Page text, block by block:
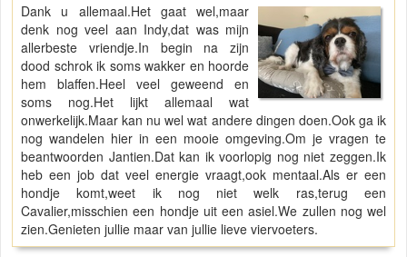
Dank u allemaal.Het gaat wel,maar
denk nog veel aan Indy,dat was mijn
allerbeste vriendje.In begin na zijn
dood schrok ik soms wakker en hoorde
hem blaffen.Heel veel geweend en
soms nog.Het lijkt allemaal wat
onwerkelijk.Maar kan nu wel wat andere dingen doen.Ook ga ik
nog wandelen hier in een mooie omgeving.Om je vragen te
beantwoorden Jantien.Dat kan ik voorlopig nog niet zeggen.Ik
heb een job dat veel energie vraagt,ook mentaal.Als er een
hondje komt,weet ik nog niet welk ras,terug een
Cavalier,misschien een hondje uit een asiel.We zullen nog wel
zien.Genieten jullie maar van jullie lieve viervoeters.